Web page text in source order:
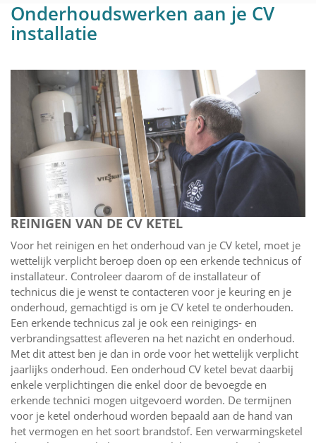
Onderhoudswerken aan je CV
installatie
REINIGEN VAN DE CV KETEL
Voor het reinigen en het onderhoud van je CV ketel, moet je
wettelijk verplicht beroep doen op een erkende technicus of
installateur. Controleer daarom of de installateur of
technicus die je wenst te contacteren voor je keuring en je
onderhoud, gemachtigd is om je CV ketel te onderhouden.
Een erkende technicus zal je ook een reinigings- en
verbrandingsattest afleveren na het nazicht en onderhoud.
Met dit attest ben je dan in orde voor het wettelijk verplicht
jaarlijks onderhoud. Een onderhoud CV ketel bevat daarbij
enkele verplichtingen die enkel door de bevoegde en
erkende technici mogen uitgevoerd worden. De termijnen
voor je ketel onderhoud worden bepaald aan de hand van
het vermogen en het soort brandstof. Een verwarmingsketel